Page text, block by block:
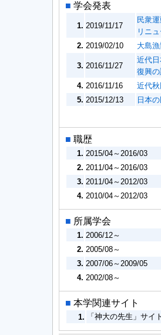
■ 学会発表
1. 2019/11/17
民衆
リニ
2. 2019/02/10 大島
3. 2016/11/27
近代
復興
4. 2016/11/16
近代
5. 2015/12/13 日本
■ 職歴
1. 2015/04～2016/03
2. 2011/04～2016/03
3. 2011/04～2012/03
4. 2010/04～2012/03
■ 所属学会
1. 2006/12～
2. 2005/08～
3. 2007/06～2009/05
4. 2002/08～
■ 本学関連サイト
1. 「神大の先生」サイ